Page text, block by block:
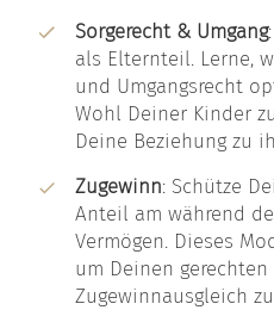
Sorgerecht & Umgang
als Elternteil. Lerne,
und Umgangsrecht
Wohl Deiner Kinder
Deine Beziehung zu
Zugewinn: Schütze
Anteil am während
Vermögen. Dieses
um Deinen
Zugewinnausgleich